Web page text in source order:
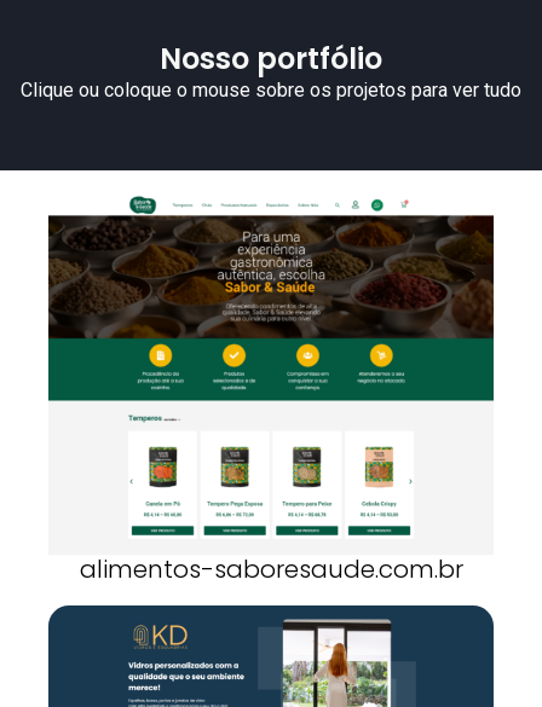
Nosso portfólio
Clique ou coloque o mouse sobre os projetos para ver tudo
alimentos-saboresaude.com.br